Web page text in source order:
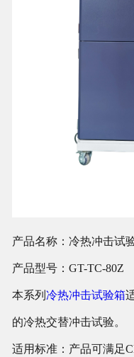
产品名称：冷热冲击试
产品型号：GT-TC-80Z
本系列 冷热冲击试验箱
的冷热交替冲击试验。
适用标准：产品可满足